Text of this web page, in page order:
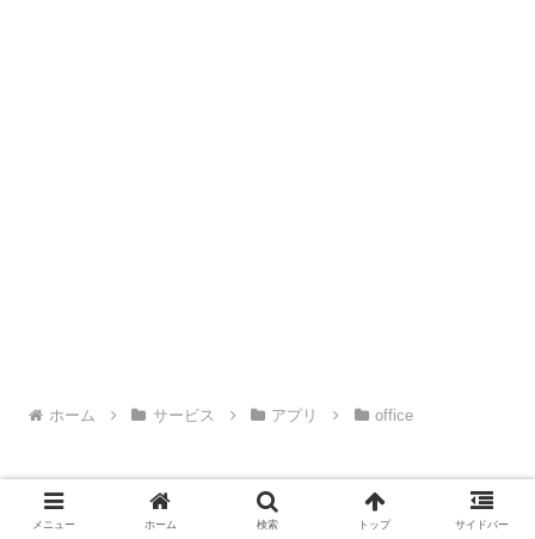
ホーム サービス アプリ office
メニュー ホーム 検索 トップ サイドバー